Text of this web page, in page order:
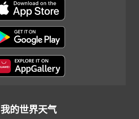
我的世界天气